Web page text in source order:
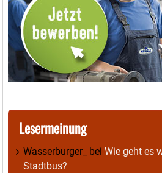
Lesermeinung
Wasserburger_ bei Wie geht es
Stadtbus?